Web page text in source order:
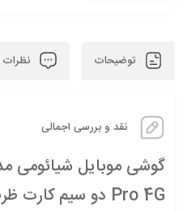
توضیحات نظرات
نقد و بررسی اجمالی